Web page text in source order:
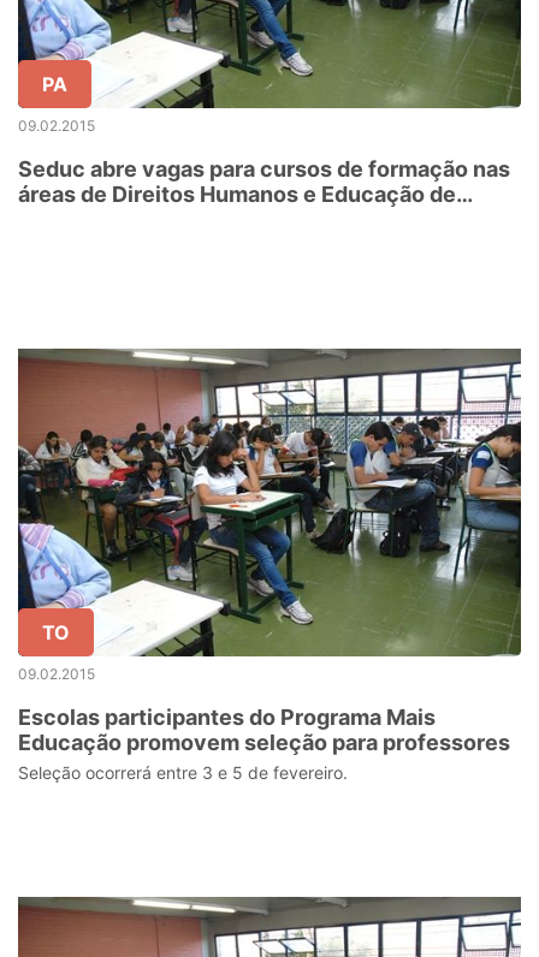
PA
09.02.2015
Seduc abre vagas para cursos de formação nas
áreas de Direitos Humanos e Educação de
TO
09.02.2015
Escolas participantes do Programa Mais
Educação promovem seleção para professores
Seleção ocorrerá entre 3 e 5 de fevereiro.